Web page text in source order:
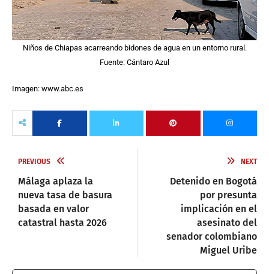
Niños de Chiapas acarreando bidones de agua en un entorno rural.
Fuente: Cántaro Azul
Imagen: www.abc.es
PREVIOUS
Málaga aplaza la
nueva tasa de basura
basada en valor
catastral hasta 2026
NEXT
Detenido en Bogotá
por presunta
implicación en el
asesinato del
senador colombiano
Miguel Uribe